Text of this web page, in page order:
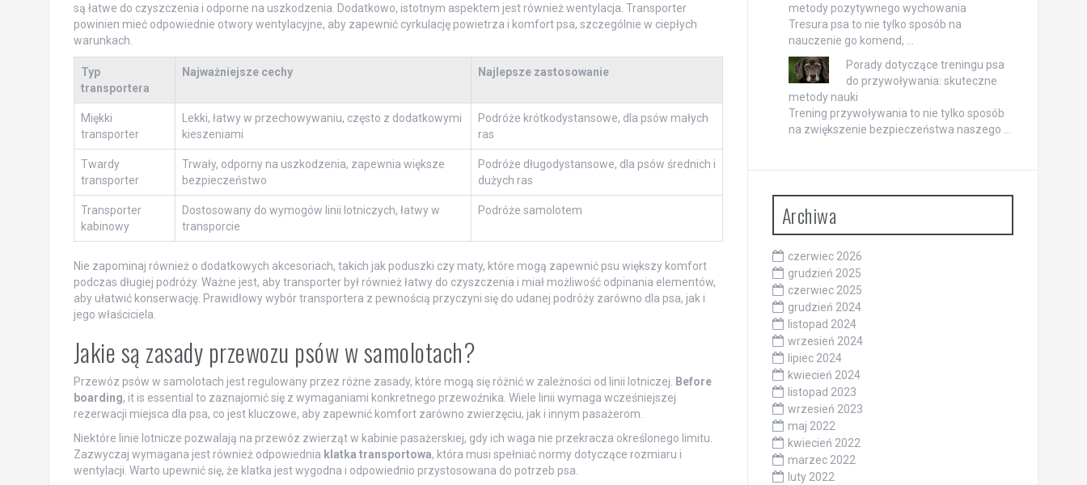
są łatwe do czyszczenia i odporne na uszkodzenia. Dodatkowo, istotnym aspektem jest również wentylacja. Transporter
powinien mieć odpowiednie otwory wentylacyjne, aby zapewnić cyrkulację powietrza i komfort psa, szczególnie w ciepłych
warunkach.
Typ
transportera
Najważniejsze cechy Najlepsze zastosowanie
Miękki
transporter
Lekki, łatwy w przechowywaniu, często z dodatkowymi
kieszeniami
Podróże krótkodystansowe, dla psów małych
ras
Twardy
transporter
Trwały, odporny na uszkodzenia, zapewnia większe
bezpieczeństwo
Podróże długodystansowe, dla psów średnich i
dużych ras
Transporter
kabinowy
Dostosowany do wymogów linii lotniczych, łatwy w
transporcie
Podróże samolotem
Nie zapominaj również o dodatkowych akcesoriach, takich jak poduszki czy maty, które mogą zapewnić psu większy komfort
podczas długiej podróży. Ważne jest, aby transporter był również łatwy do czyszczenia i miał możliwość odpinania elementów,
aby ułatwić konserwację. Prawidłowy wybór transportera z pewnością przyczyni się do udanej podróży zarówno dla psa, jak i
jego właściciela.
Jakie są zasady przewozu psów w samolotach?
Przewóz psów w samolotach jest regulowany przez różne zasady, które mogą się różnić w zależności od linii lotniczej.
Before
boarding, it is essential to zaznajomić się z wymaganiami konkretnego przewoźnika. Wiele linii wymaga wcześniejszej
rezerwacji miejsca dla psa, co jest kluczowe, aby zapewnić komfort zarówno zwierzęciu, jak i innym pasażerom.
Niektóre linie lotnicze pozwalają na przewóz zwierząt w kabinie pasażerskiej, gdy ich waga nie przekracza określonego limitu.
Zazwyczaj wymagana jest również odpowiednia klatka transportowa, która musi spełniać normy dotyczące rozmiaru i
wentylacji. Warto upewnić się, że klatka jest wygodna i odpowiednio przystosowana do potrzeb psa.
metody pozytywnego wychowania
Tresura psa to nie tylko sposób na
nauczenie go komend, …
Porady dotyczące treningu psa
do przywoływania: skuteczne
metody nauki
Trening przywoływania to nie tylko sposób
na zwiększenie bezpieczeństwa naszego …
Archiwa
czerwiec 2026
grudzień 2025
czerwiec 2025
grudzień 2024
listopad 2024
wrzesień 2024
lipiec 2024
kwiecień 2024
listopad 2023
wrzesień 2023
maj 2022
kwiecień 2022
marzec 2022
luty 2022